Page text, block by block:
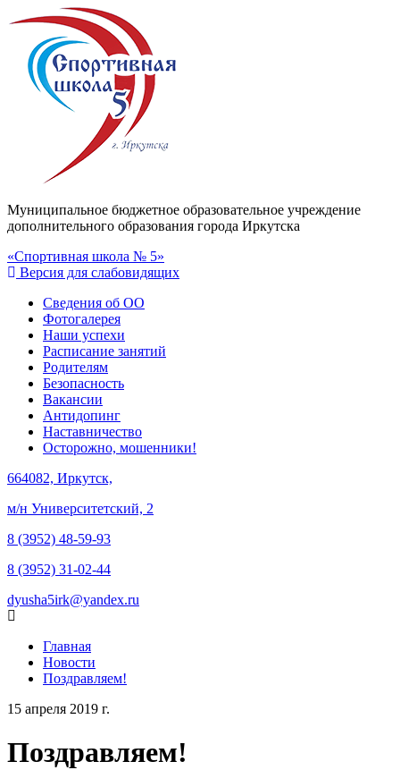
Муниципальное бюджетное образовательное учреждение
дополнительного образования города Иркутска
«Спортивная школа № 5»
Версия для слабовидящих
Сведения об ОО
Фотогалерея
Наши успехи
Расписание занятий
Родителям
Безопасность
Вакансии
Антидопинг
Наставничество
Осторожно, мошенники!
664082, Иркутск,
м/н Университетский, 2
8 (3952) 48-59-93
8 (3952) 31-02-44
dyusha5irk@yandex.ru
Главная
Новости
Поздравляем!
15 апреля 2019 г.
Поздравляем!